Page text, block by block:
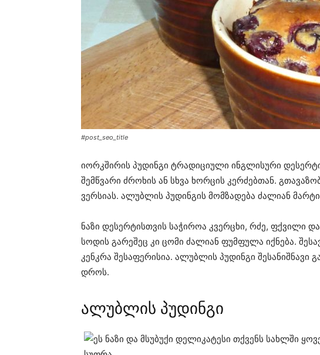
#post_seo_title
იორკშირის პუდინგი ტრადიციული ინგლისური
შემწვარი ძროხის ან სხვა ხორცის კერძებთან.
ვერსიას. ალუბლის პუდინგის მომზადება ძალიან
ნაზი დესერტისთვის საჭიროა კვერცხი, რძე, ფქვილი
სოდის გარეშეც კი ცომი ძალიან ფუმფულა იქნება.
კენკრა შესაფერისია. ალუბლის პუდინგი შესანიშნავი
დროს.
ალუბლის პუდინგი